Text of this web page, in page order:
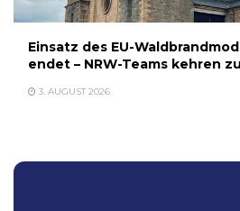
Einsatz des EU-
endet – NRW-Teams kehren
3. AUGUST 2026